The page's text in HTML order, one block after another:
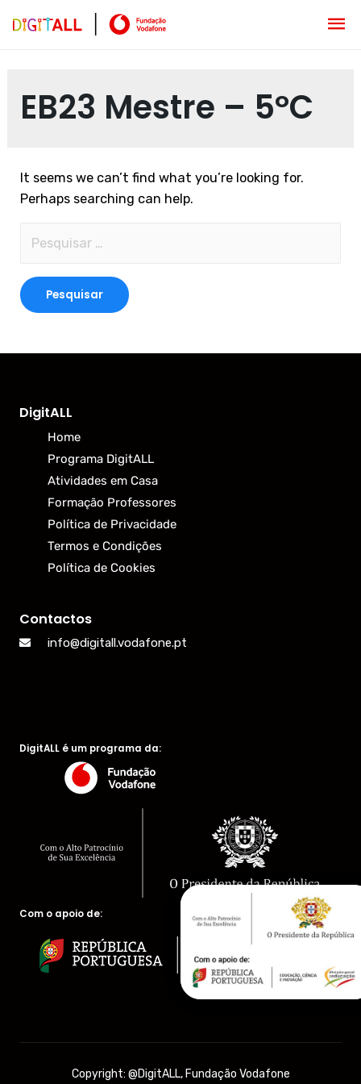
EB23 Mestre – 5ºC
It seems we can’t find what you’re looking for.
Perhaps searching can help.
DigitALL
Home
Programa DigitALL
Atividades em Casa
Formação Professores
Política de Privacidade
Termos e Condições
Política de Cookies
Contactos
info@digitall.vodafone.pt
DigitALL é um programa da:
Com o apoio de:
Copyright: @DigitALL, Fundação Vodafone